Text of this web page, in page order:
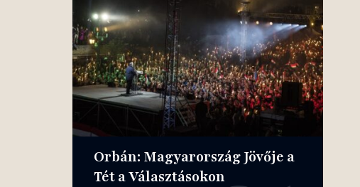
Orbán: Magyarország Jövője a
Tét a Választásokon